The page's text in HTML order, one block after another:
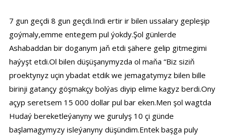
7 gun geçdi 8 gun geçdi.Indi ertir ir bilen ussalary gepleşip
goýmaly,emme entegem pul ýokdy.Şol günlerde
Ashabaddan bir doganym jaň etdi şähere gelip gitmegimi
haýyşt etdi.Ol bilen düşüşanymyzda ol maňa “Biz siziň
proektynyz uçin ybadat etdik we jemagatymyz bilen bille
birinji gatançy göşmakçy bolýas diyip elime kagyz berdi.Ony
açyp seretsem 15 000 dollar pul bar eken.Men şol wagtda
Hudaý bereketleýanyny we gurulyş 10 çi günde
başlamagymyzy isleýanyny düşündim.Entek başga puly